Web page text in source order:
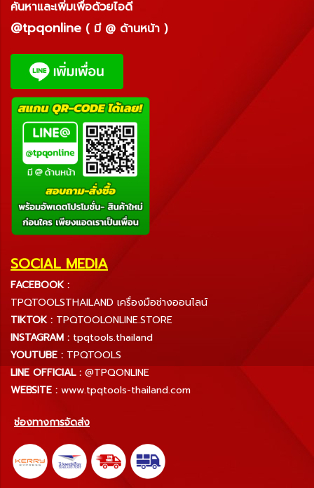
ค้นหาและเพิ่มเพื่อด้วยไอดี
@tpqonline ( มี @ ด้านหน้า )
SOCIAL MEDIA
FACEBOOK :
TPQTOOLSTHAILAND เครื่องมือช่างออนไลน์
TIKTOK : TPQTOOLONLINE.STORE
INSTAGRAM : tpqtools.thailand
YOUTUBE : TPQTOOLS
LINE OFFICIAL : @TPQONLINE
WEBSITE : www.tpqtools-thailand.com
ช่องทางการจัดส่ง